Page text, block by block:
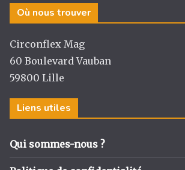
Où nous trouver
Circonflex Mag
60 Boulevard Vauban
59800 Lille
Liens utiles
Qui sommes-nous ?